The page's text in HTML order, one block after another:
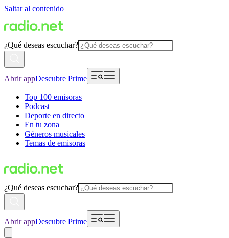
Saltar al contenido
¿Qué deseas escuchar?
Abrir appDescubre Prime
Top 100 emisoras
Podcast
Deporte en directo
En tu zona
Géneros musicales
Temas de emisoras
¿Qué deseas escuchar?
Abrir appDescubre Prime